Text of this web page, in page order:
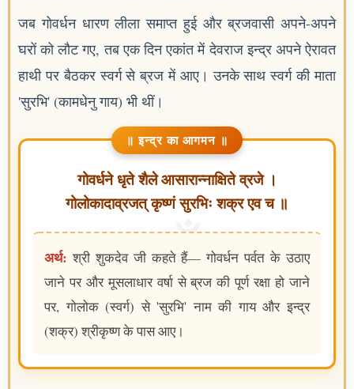
जब गोवर्धन धारण लीला समाप्त हुई और ब्रजवासी अपने-अपने
घरों को लौट गए, तब एक दिन एकांत में देवराज इन्द्र अपने ऐरावत
हाथी पर बैठकर स्वर्ग से ब्रज में आए। उनके साथ स्वर्ग की माता
'सुरभि' (कामधेनु गाय) भी थीं।
॥ इन्द्र का आगमन ॥
गोवर्धने धृते शैले आसारान्नाक्षिते व्रजे ।
गोलोकादाव्रजत् कृष्णं सुरभिः शक्र एव च ॥
अर्थ: श्री शुकदेव जी कहते हैं— गोवर्धन पर्वत के उठाए
जाने पर और मूसलाधार वर्षा से ब्रज की पूर्ण रक्षा हो जाने
पर, गोलोक (स्वर्ग) से 'सुरभि' नाम की गाय और इन्द्र
(शक्र) श्रीकृष्ण के पास आए।